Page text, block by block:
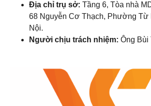
Địa chỉ trụ sở: Tầng 6, Tòa nhà
68 Nguyễn Cơ Thạch, Phường Từ
Nội.
Người chịu trách nhiệm: Ông Bùi